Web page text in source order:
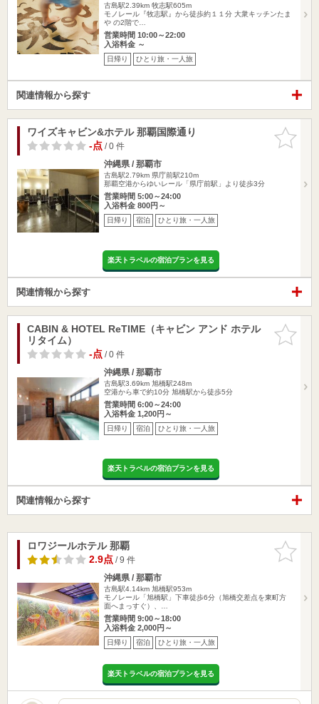
古島駅2.39km 牧志駅605m
モノレール『牧志駅』から徒歩約１１分 大衆キッチンたま
や の2階で…
営業時間 10:00～22:00
入浴料金 ～
日帰り ひとり旅・一人旅
関連情報から探す
お気に入
りに追加
ワイズキャビン&ホテル 那覇国際通り
-点/ 0 件
沖縄県 / 那覇市
古島駅2.79km 県庁前駅210m
那覇空港からゆいレール「県庁前駅」より徒歩3分
営業時間 5:00～24:00
入浴料金 800円～
日帰り 宿泊 ひとり旅・一人旅
楽天トラベルの宿泊プランを見る
関連情報から探す
お気に入
りに追加
CABIN & HOTEL ReTIME（キャビン アンド ホテル
リタイム）
-点/ 0 件
沖縄県 / 那覇市
古島駅3.69km 旭橋駅248m
空港から車で約10分 旭橋駅から徒歩5分
営業時間 6:00～24:00
入浴料金 1,200円～
日帰り 宿泊 ひとり旅・一人旅
楽天トラベルの宿泊プランを見る
関連情報から探す
お気に入
りに追加
ロワジールホテル 那覇
2.9点/ 9 件
沖縄県 / 那覇市
古島駅4.14km 旭橋駅953m
モノレール「旭橋駅」下車徒歩6分（旭橋交差点を東町方
面へまっすぐ）、…
営業時間 9:00～18:00
入浴料金 2,000円～
日帰り 宿泊 ひとり旅・一人旅
楽天トラベルの宿泊プランを見る